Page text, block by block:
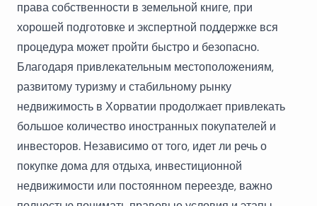
права собственности в земельной книге, при
хорошей подготовке и экспертной поддержке вся
процедура может пройти быстро и безопасно.
Благодаря привлекательным местоположениям,
развитому туризму и стабильному рынку
недвижимость в Хорватии продолжает привлекать
большое количество иностранных покупателей и
инвесторов. Независимо от того, идет ли речь о
покупке дома для отдыха, инвестиционной
недвижимости или постоянном переезде, важно